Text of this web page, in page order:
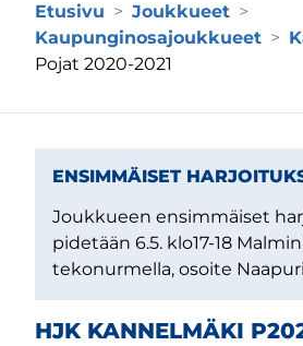
Etusivu > Joukkueet >
Kaupunginosajoukkueet >
Pojat 2020-2021
ENSIMMÄISET
Joukkueen ensimmäiset
pidetään 6.5. klo17-18
tekonurmella, osoite
HJK KANNELMÄKI